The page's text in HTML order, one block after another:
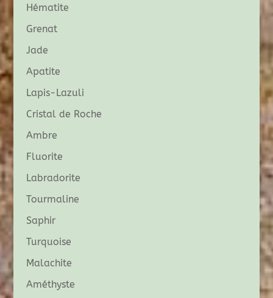
Hématite
Grenat
Jade
Apatite
Lapis-Lazuli
Cristal de Roche
Ambre
Fluorite
Labradorite
Tourmaline
Saphir
Turquoise
Malachite
Améthyste